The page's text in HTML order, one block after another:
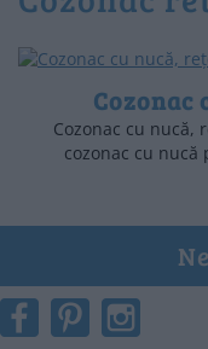
Cozonac
Cozonac cu nucă,
cozonac cu nucă